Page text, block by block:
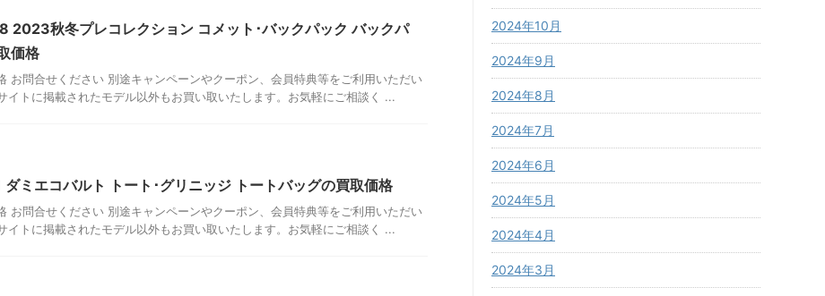
2023秋冬プレコレクション コメット･バックパック バックパ
価格
問合せください 別途キャンペーンやクーポン、会員特典等をご利用いただい
イトに掲載されたモデル以外もお買い取いたします。お気軽にご相談く ...
ダミエコバルト トート･グリニッジ トートバッグの買取価格
問合せください 別途キャンペーンやクーポン、会員特典等をご利用いただい
イトに掲載されたモデル以外もお買い取いたします。お気軽にご相談く ...
2024年10月
2024年9月
2024年8月
2024年7月
2024年6月
2024年5月
2024年4月
2024年3月